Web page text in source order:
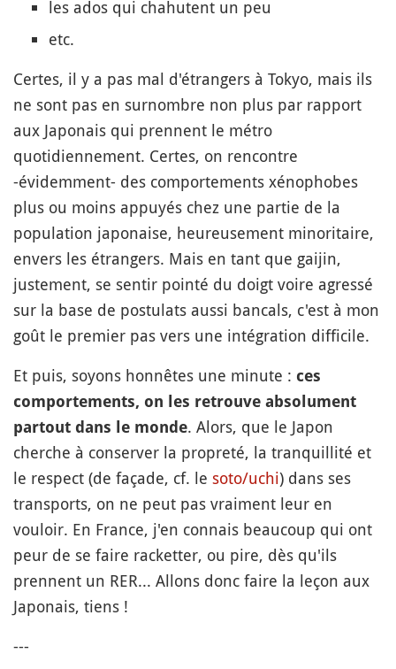
les ados qui chahutent un peu
etc.
Certes, il y a pas mal d'étrangers à Tokyo, mais ils
ne sont pas en surnombre non plus par rapport
aux Japonais qui prennent le métro
quotidiennement. Certes, on rencontre
-évidemment- des comportements xénophobes
plus ou moins appuyés chez une partie de la
population japonaise, heureusement minoritaire,
envers les étrangers. Mais en tant que gaijin,
justement, se sentir pointé du doigt voire agressé
sur la base de postulats aussi bancals, c'est à mon
goût le premier pas vers une intégration difficile.
Et puis, soyons honnêtes une minute : ces
comportements, on les retrouve absolument
partout dans le monde. Alors, que le Japon
cherche à conserver la propreté, la tranquillité et
le respect (de façade, cf. le soto/uchi) dans ses
transports, on ne peut pas vraiment leur en
vouloir. En France, j'en connais beaucoup qui ont
peur de se faire racketter, ou pire, dès qu'ils
prennent un RER... Allons donc faire la leçon aux
Japonais, tiens !
---